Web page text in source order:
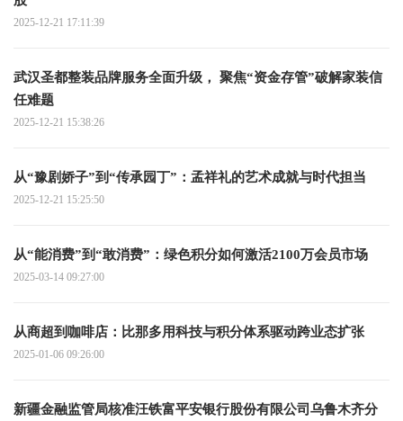
2025-12-21 17:11:39
武汉圣都整装品牌服务全面升级， 聚焦“资金存管”破解家装信
任难题
2025-12-21 15:38:26
从“豫剧娇子”到“传承园丁”：孟祥礼的艺术成就与时代担当
2025-12-21 15:25:50
从“能消费”到“敢消费”：绿色积分如何激活2100万会员市场
2025-03-14 09:27:00
从商超到咖啡店：比那多用科技与积分体系驱动跨业态扩张
2025-01-06 09:26:00
新疆金融监管局核准汪铁富平安银行股份有限公司乌鲁木齐分